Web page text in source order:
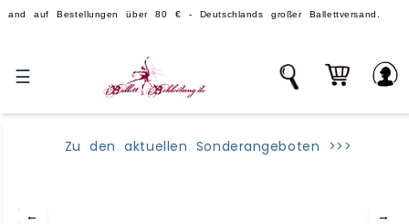
auf Bestellungen über 80 € - Deutschlands großer Ballettversand.
☰
Zu den aktuellen Sonderangeboten >>>
← →